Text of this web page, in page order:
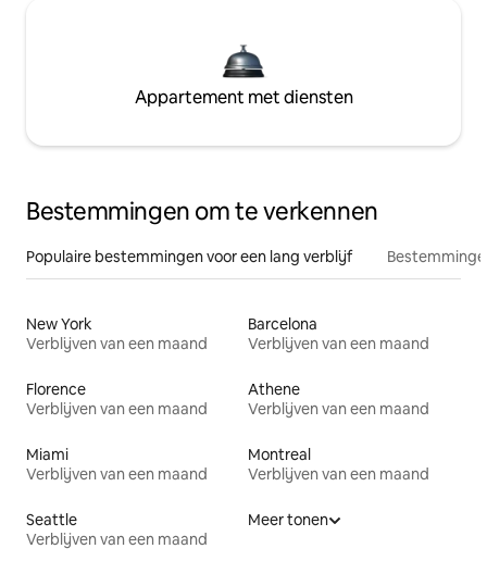
Appartement met diensten
Bestemmingen om te verkennen
Populaire bestemmingen voor een lang verblijf
New York
Verblijven van een maand
Barcelona
Verblijven van een maand
Florence
Verblijven van een maand
Athene
Verblijven van een maand
Miami
Verblijven van een maand
Montreal
Verblijven van een maand
Seattle
Verblijven van een maand
Meer tonen